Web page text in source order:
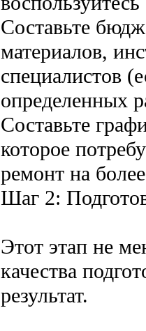
Составьте
материалов,
специалистов
определенных
Составьте
которое
ремонт на
Шаг 2:
Этот этап не
качества
результат.